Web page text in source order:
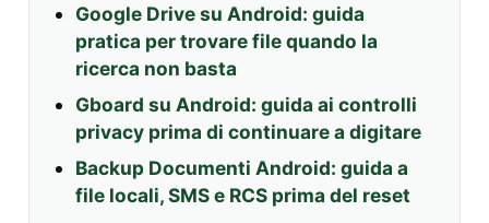
Google Drive su Android: guida
pratica per trovare file quando la
ricerca non basta
Gboard su Android: guida ai controlli
privacy prima di continuare a digitare
Backup Documenti Android: guida a
file locali, SMS e RCS prima del reset